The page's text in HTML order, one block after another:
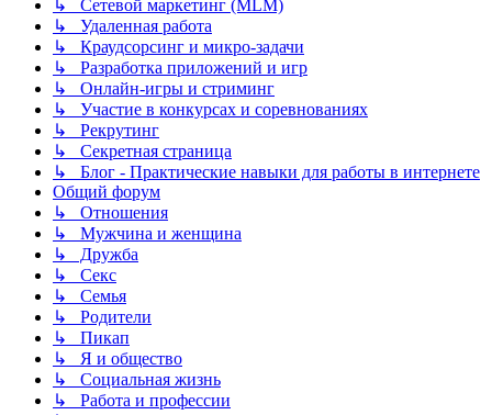
↳ Сетевой маркетинг (MLM)
↳ Удаленная работа
↳ Краудсорсинг и микро-задачи
↳ Разработка приложений и игр
↳ Онлайн-игры и стриминг
↳ Участие в конкурсах и соревнованиях
↳ Рекрутинг
↳ Секретная страница
↳ Блог - Практические навыки для работы в интернете
Общий форум
↳ Отношения
↳ Мужчина и женщина
↳ Дружба
↳ Секс
↳ Семья
↳ Родители
↳ Пикап
↳ Я и общество
↳ Социальная жизнь
↳ Работа и профессии